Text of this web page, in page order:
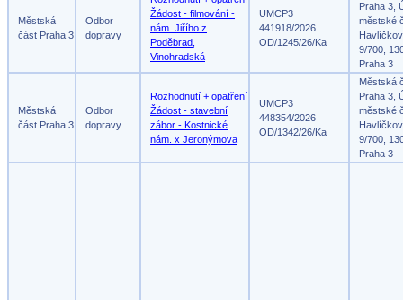
Městská
část Praha 3
Odbor
dopravy
Žádost - filmování -
nám. Jiřího z
Poděbrad,
Vinohradská
UMCP3
441918/2026
OD/1245/26/Ka
Praha 3,
městské
9/700,
Praha 3
Městská
část Praha 3
Odbor
dopravy
Rozhodnutí + opatření
Žádost - stavební
zábor - Kostnické
nám. x Jeronýmova
UMCP3
448354/2026
OD/1342/26/Ka
Městská
Praha 3,
městské
9/700,
Praha 3